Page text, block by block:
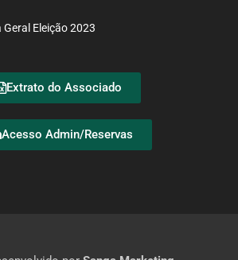
Eleição 2023
Extrato do Associado
Acesso Admin/Reservas